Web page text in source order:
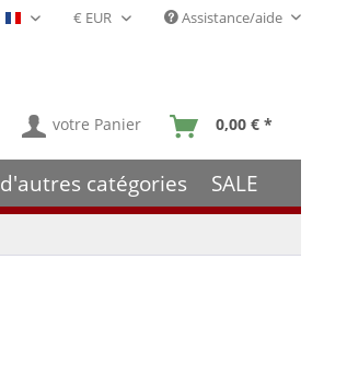
Français- FR Assistance/aide
votre Panier 0,00 € *
d'autres catégories SALE